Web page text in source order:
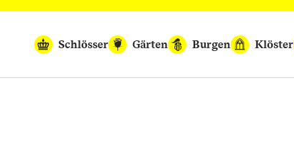
Schlösser
Gärten Burgen Klöster